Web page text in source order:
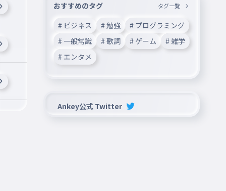
おすすめのタグ タグ一覧
# ビジネス # 勉強
# プログラミング
# 一般常識
# 歌詞 # ゲーム
# 雑学
# エンタメ
Ankey公式 Twitter